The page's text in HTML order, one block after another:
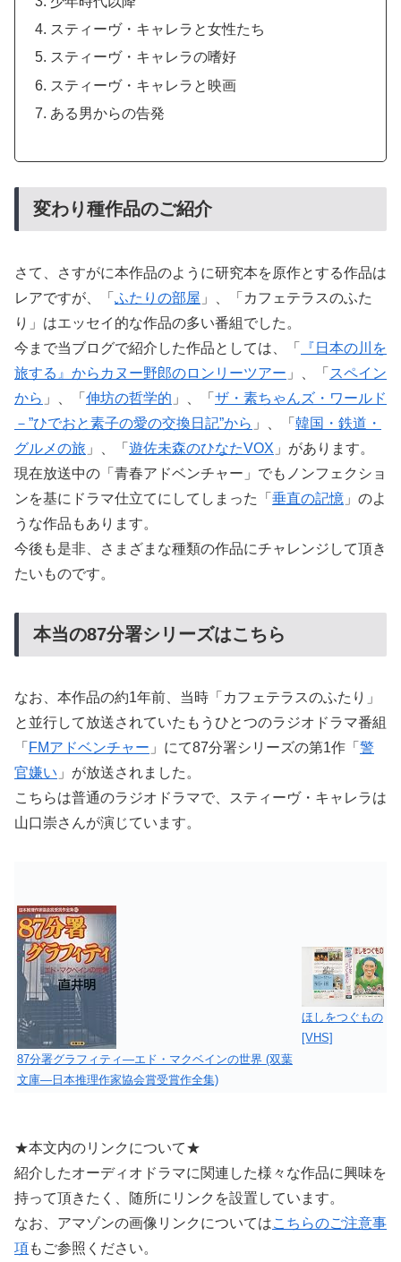
スティーヴ・キャレラと女性たち
スティーヴ・キャレラの嗜好
スティーヴ・キャレラと映画
ある男からの告発
変わり種作品のご紹介
さて、さすがに本作品のように研究本を原作とする作品は
レアですが、「 ふたりの部屋 」、「カフェテラスのふた
り」はエッセイ的な作品の多い番組でした。
今まで当ブログで紹介した作品としては、「
『日本の川を
旅する』からカヌー野郎のロンリーツアー 」、「 スペイン
から 」、「 伸坊の哲学的 」、「 ザ・素ちゃんズ・ワールド
－”ひでおと素子の愛の交換日記”から 」、「 韓国・鉄道・
グルメの旅 」、「 遊佐未森のひなたVOX 」があります。
現在放送中の「青春アドベンチャー」でもノンフェクショ
ンを基にドラマ仕立てにしてしまった「 垂直の記憶 」のよ
うな作品もあります。
今後も是非、さまざまな種類の作品にチャレンジして頂き
たいものです。
本当の87分署シリーズはこちら
なお、本作品の約1年前、当時「カフェテラスのふたり」
と並行して放送されていたもうひとつのラジオドラマ番組
「 FMアドベンチャー 」にて87分署シリーズの第1作「 警
官嫌い 」が放送されました。
こちらは普通のラジオドラマで、スティーヴ・キャレラは
山口崇さんが演じています。
87分署グラフィティ―エド・マクベインの世界 (双葉
文庫―日本推理作家協会賞受賞作全集)
ほしをつぐもの
[VHS]
★本文内のリンクについて★
紹介したオーディオドラマに関連した様々な作品に興味を
持って頂きたく、随所にリンクを設置しています。
なお、アマゾンの画像リンクについてはこちらのご注意事
項もご参照ください。